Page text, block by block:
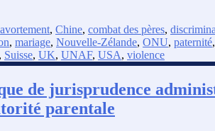
avortement, Chine, combat des pères,
, mariage, Nouvelle-Zélande, ONU, paternité
, Suisse, UK, UNAF, USA, violence
de jurisprudence
parentale